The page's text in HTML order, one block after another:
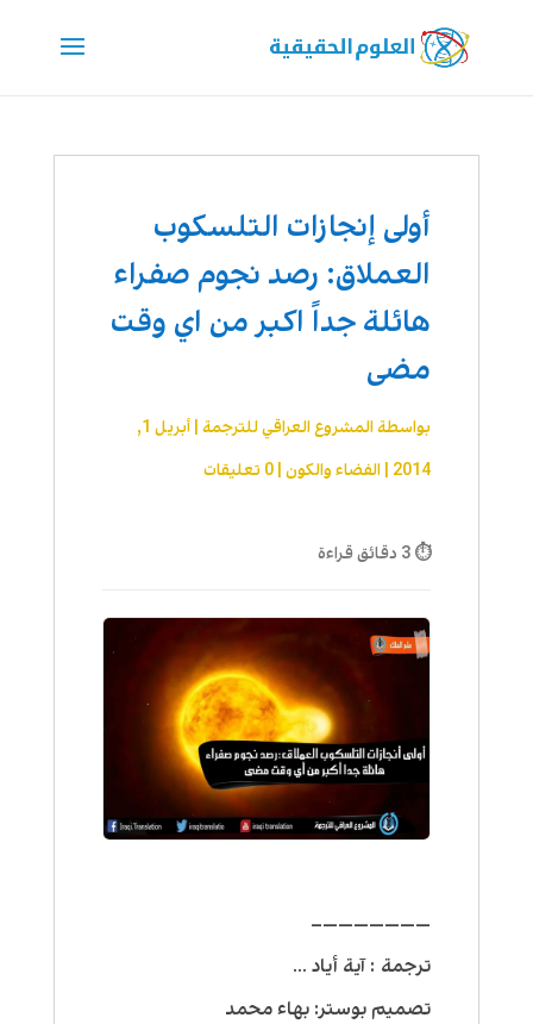
أولى إنجازات التلسكوب
العملاق: رصد نجوم صفراء
هائلة جداً اكبر من اي وقت
مضى
بواسطةالمشروع العراقي للترجمة|
أبريل 1,
2014 الفضاء والكون| 0 تعليقات
⏱ 3 دقائق قراءة
———————–
ترجمة : آية أياد …
تصميم بوستر: بهاء محمد